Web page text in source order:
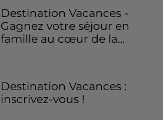
Destination Vacances -
Gagnez votre séjour en
famille au cœur de la...
Destination Vacances :
inscrivez-vous !